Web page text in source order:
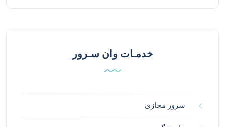
خدمـات وان سـرور
سرور مجازی